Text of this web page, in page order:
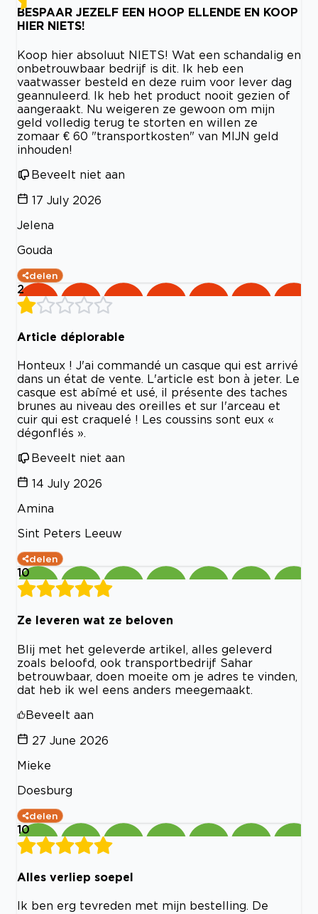
BESPAAR JEZELF EEN HOOP ELLENDE EN KOOP
HIER NIETS!
Koop hier absoluut NIETS! Wat een schandalig en
onbetrouwbaar bedrijf is dit. Ik heb een
vaatwasser besteld en deze ruim voor lever dag
geannuleerd. Ik heb het product nooit gezien of
aangeraakt. Nu weigeren ze gewoon om mijn
geld volledig terug te storten en willen ze
zomaar € 60 "transportkosten" van MIJN geld
inhouden!
Beveelt niet aan
17 July 2026
Jelena
Gouda
delen
2
Article déplorable
Honteux ! J'ai commandé un casque qui est arrivé
dans un état de vente. L'article est bon à jeter. Le
casque est abîmé et usé, il présente des taches
brunes au niveau des oreilles et sur l'arceau et
cuir qui est craquelé ! Les coussins sont eux «
dégonflés ».
Beveelt niet aan
14 July 2026
Amina
Sint Peters Leeuw
delen
10
Ze leveren wat ze beloven
Blij met het geleverde artikel, alles geleverd
zoals beloofd, ook transportbedrijf Sahar
betrouwbaar, doen moeite om je adres te vinden,
dat heb ik wel eens anders meegemaakt.
Beveelt aan
27 June 2026
Mieke
Doesburg
delen
10
Alles verliep soepel
Ik ben erg tevreden met mijn bestelling. De